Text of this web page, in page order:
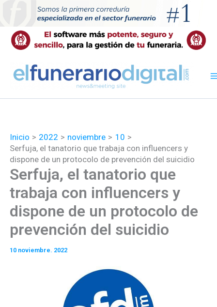
contenido
Inicio 2022 noviembre
10
Serfuja, el tanatorio que trabaja con influencers y
dispone de un protocolo de prevención del suicidio
Serfuja, el tanatorio que
trabaja con influencers y
dispone de un protocolo de
prevención del suicidio
10 noviembre. 2022